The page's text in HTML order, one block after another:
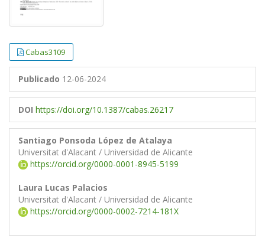
Cabas3109
Publicado 12-06-2024
DOI https://doi.org/10.1387/cabas.26217
Santiago Ponsoda López de Atalaya
Universitat d'Alacant / Universidad de Alicante
https://orcid.org/0000-0001-8945-5199
Laura Lucas Palacios
Universitat d'Alacant / Universidad de Alicante
https://orcid.org/0000-0002-7214-181X